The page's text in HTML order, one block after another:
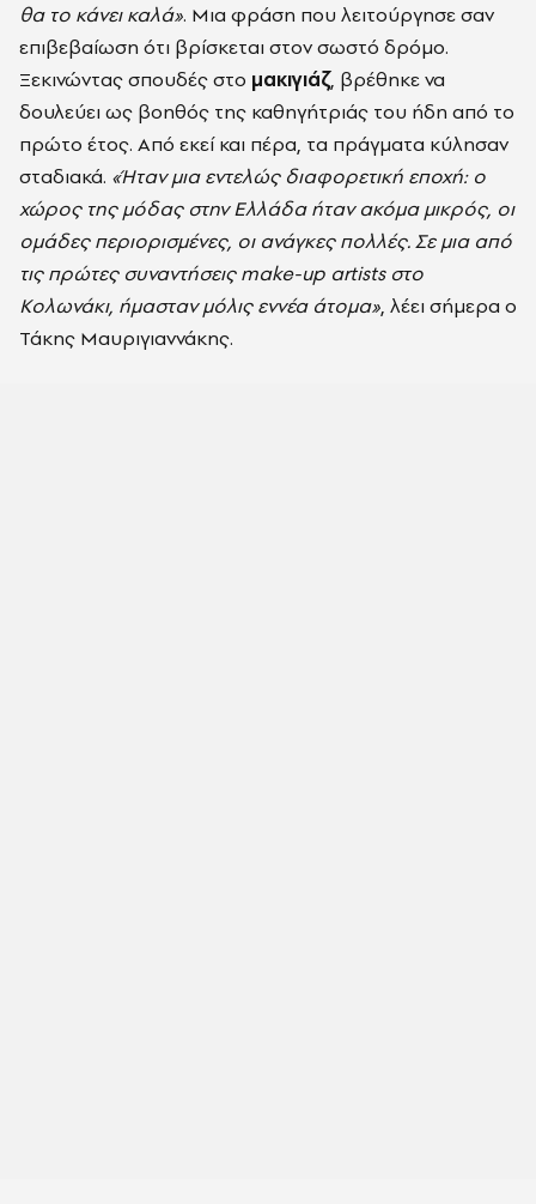
θα το κάνει καλά». Μια φράση που λειτούργησε σαν
επιβεβαίωση ότι βρίσκεται στον σωστό δρόμο.
Ξεκινώντας σπουδές στο μακιγιάζ, βρέθηκε να
δουλεύει ως βοηθός της καθηγήτριάς του ήδη από το
πρώτο έτος. Από εκεί και πέρα, τα πράγματα κύλησαν
σταδιακά. «Ήταν μια εντελώς διαφορετική εποχή: ο
χώρος της μόδας στην Ελλάδα ήταν ακόμα μικρός, οι
ομάδες περιορισμένες, οι ανάγκες πολλές. Σε μια από
τις πρώτες συναντήσεις make-up artists στο
Κολωνάκι, ήμασταν μόλις εννέα άτομα», λέει σήμερα ο
Τάκης Μαυριγιαννάκης.